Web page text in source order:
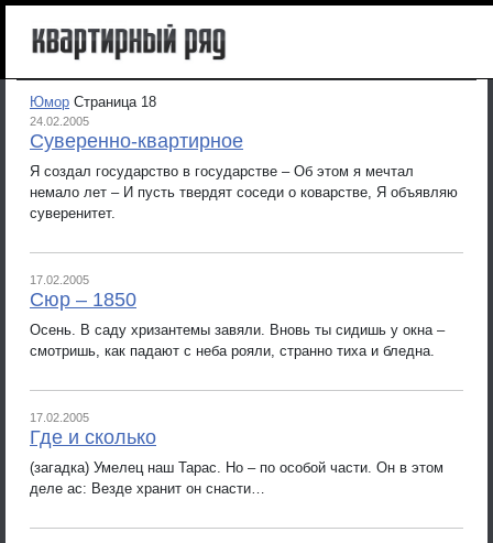
Юмор Страница 18
24.02.2005
Суверенно-квартирное
Я создал государство в государстве – Об этом я мечтал
немало лет – И пусть твердят соседи о коварстве, Я объявляю
суверенитет.
17.02.2005
Сюр – 1850
Осень. В саду хризантемы завяли. Вновь ты сидишь у окна –
смотришь, как падают с неба рояли, странно тиха и бледна.
17.02.2005
Где и сколько
(загадка) Умелец наш Тарас. Но – по особой части. Он в этом
деле ас: Везде хранит он снасти…